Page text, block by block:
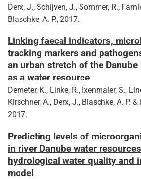
Derx, J., Schijven, J., Sommer, R.,
Blaschke, A. P., 2017.
Linking faecal indicators,
tracking markers and
an urban stretch of the Danube
as a water resource
Demeter, K., Linke, R., Ixenmaier, S.,
Kirschner, A., Derx, J., Blaschke, A. P.
2017.
Predicting levels of
in river Danube water
hydrological water quality and
model